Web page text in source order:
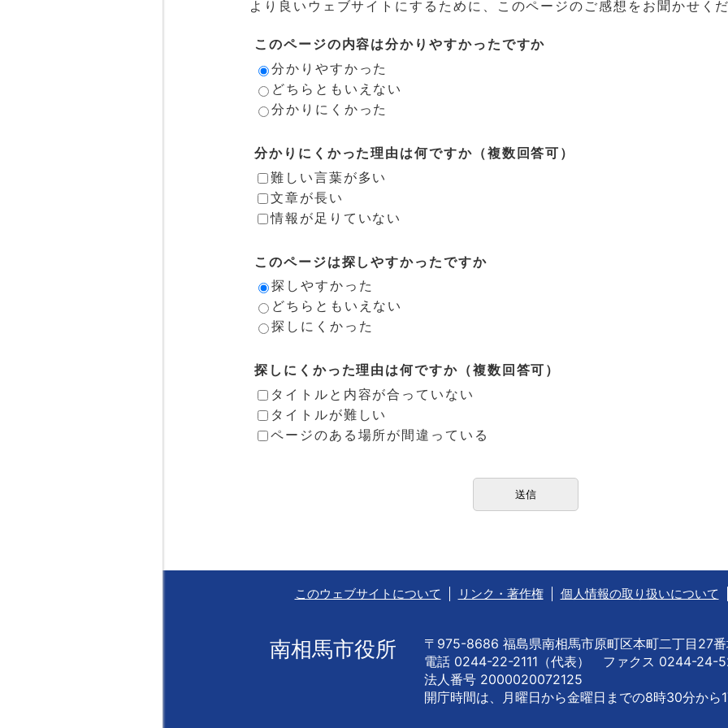
より良いウェブサイトにするために、このページのご感想をお聞かせく
このページの内容は分かりやすかったですか
分かりやすかった
どちらともいえない
分かりにくかった
分かりにくかった理由は何ですか（複数回答可）
難しい言葉が多い
文章が長い
情報が足りていない
このページは探しやすかったですか
探しやすかった
どちらともいえない
探しにくかった
探しにくかった理由は何ですか（複数回答可）
タイトルと内容が合っていない
タイトルが難しい
ページのある場所が間違っている
このウェブサイトについて リンク・著作権 個人情報の取り扱いについて
南相馬市役所
〒975-8686 福島県南相馬市原町区本町二丁目27
電話 0244-22-2111（代表） ファクス 0244-24-
法人番号 2000020072125
開庁時間は、月曜日から金曜日までの8時30分から